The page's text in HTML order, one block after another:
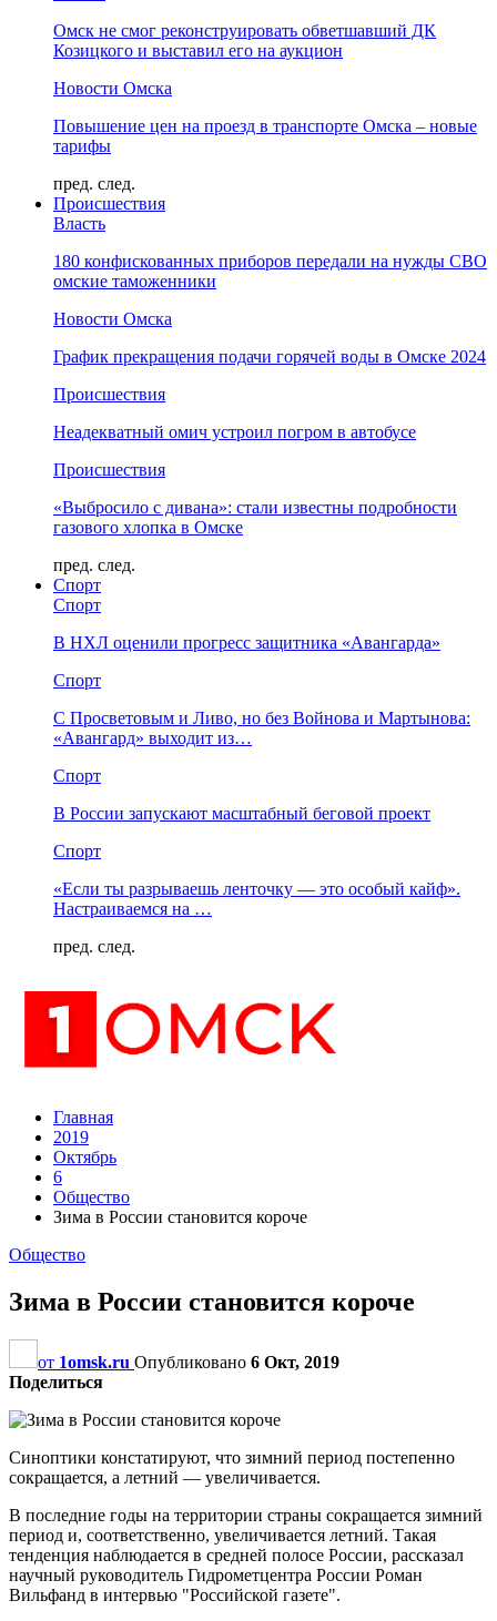
Омск не смог реконструировать обветшавший ДК
Козицкого и выставил его на аукцион
Новости Омска
Повышение цен на проезд в транспорте Омска – новые
тарифы
пред. след.
Происшествия
Власть
180 конфискованных приборов передали на нужды СВО
омские таможенники
Новости Омска
График прекращения подачи горячей воды в Омске 2024
Происшествия
Неадекватный омич устроил погром в автобусе
Происшествия
«Выбросило с дивана»: стали известны подробности
газового хлопка в Омске
пред. след.
Спорт
Спорт
В НХЛ оценили прогресс защитника «Авангарда»
Спорт
С Просветовым и Ливо, но без Войнова и Мартынова:
«Авангард» выходит из…
Спорт
В России запускают масштабный беговой проект
Спорт
«Если ты разрываешь ленточку — это особый кайф».
Настраиваемся на …
пред. след.
Главная
2019
Октябрь
6
Общество
Зима в России становится короче
Общество
Зима в России становится короче
от 1omsk.ru Опубликовано 6 Окт, 2019
Поделиться
Синоптики констатируют, что зимний период постепенно
сокращается, а летний — увеличивается.
В последние годы на территории страны сокращается зимний
период и, соответственно, увеличивается летний. Такая
тенденция наблюдается в средней полосе России, рассказал
научный руководитель Гидрометцентра России Роман
Вильфанд в интервью "Российской газете".